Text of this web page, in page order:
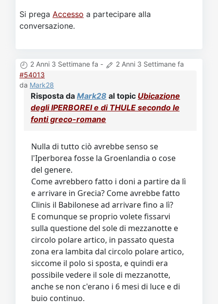
Si prega Accesso a partecipare alla
conversazione.
2 Anni 3 Settimane fa -
2 Anni 3 Settimane fa
#54013
da Mark28
Risposta da Mark28 al topic Ubicazione
degli IPERBOREI e di THULE secondo le
fonti greco-romane
Nulla di tutto ciò avrebbe senso se
l'Iperborea fosse la Groenlandia o cose
del genere.
Come avrebbero fatto i doni a partire da lì
e arrivare in Grecia? Come avrebbe fatto
Clinis il Babilonese ad arrivare fino a lì?
E comunque se proprio volete fissarvi
sulla questione del sole di mezzanotte e
circolo polare artico, in passato questa
zona era lambita dal circolo polare artico,
siccome il polo si sposta, e quindi era
possibile vedere il sole di mezzanotte,
anche se non c'erano i 6 mesi di luce e di
buio continuo.